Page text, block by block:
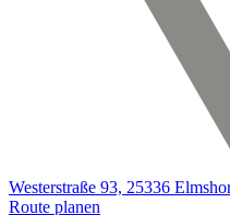
Westerstraße 93, 25336
Route planen